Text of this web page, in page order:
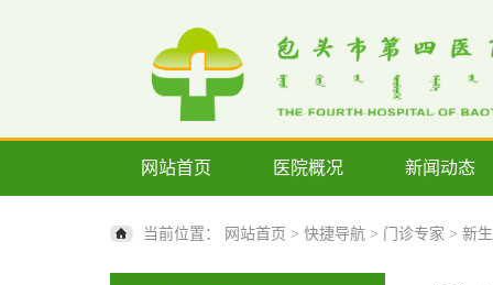
网站首页 医院概况 新闻动态
当前位置： 网站首页 > 快捷导航 > 门诊专家 > 新